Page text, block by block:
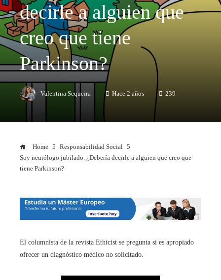
decirle a alguien que
creo que tiene
Parkinson?
Valentina Sequeira Hace 2 años 239
Home
Responsabilidad Social
Soy neurólogo jubilado. ¿Debería decirle a alguien que creo que
tiene Parkinson?
El columnista de la revista Ethicist se pregunta si es apropiado
ofrecer un diagnóstico médico no solicitado.